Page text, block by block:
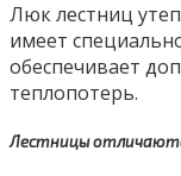
Люк лестниц
имеет
обеспечивает
теплопотерь.
Лестницы